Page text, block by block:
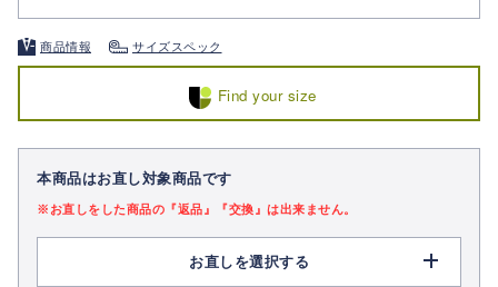
商品情報 サイズスペック
Find your size
本商品はお直し対象商品です
※お直しをした商品の『返品』『交換』は出来ません。
お直しを選択する